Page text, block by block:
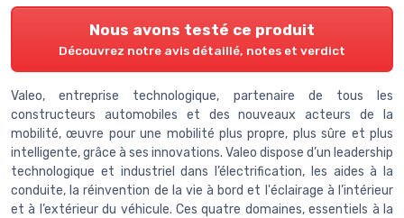
Nous avons testé ce produit
Découvrez notre avis détaillé, notes et verdict
Valeo, entreprise technologique, partenaire de tous les
constructeurs automobiles et des nouveaux acteurs de la
mobilité, œuvre pour une mobilité plus propre, plus sûre et plus
intelligente, grâce à ses innovations. Valeo dispose d’un leadership
technologique et industriel dans l’électrification, les aides à la
conduite, la réinvention de la vie à bord et l'éclairage à l’intérieur
et à l’extérieur du véhicule. Ces quatre domaines, essentiels à la